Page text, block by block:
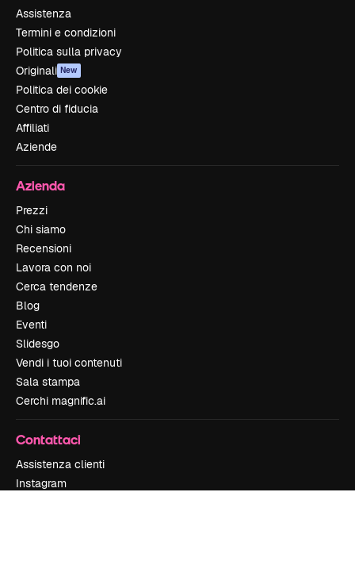
Assistenza
Termini e condizioni
Politica sulla privacy
Originali New
Politica dei cookie
Centro di fiducia
Affiliati
Aziende
Azienda
Prezzi
Chi siamo
Recensioni
Lavora con noi
Cerca tendenze
Blog
Eventi
Slidesgo
Vendi i tuoi contenuti
Sala stampa
Cerchi magnific.ai
Contattaci
Assistenza clienti
Instagram